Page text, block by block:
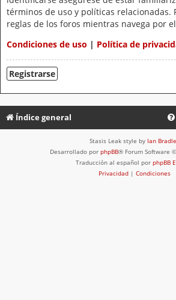
términos de uso y políticas relacionadas.
reglas de los foros mientras navega por
Condiciones de uso | Política de
Registrarse
Índice general
Stasis Leak style by Ian
Desarrollado por phpBB® Forum Software
Traducción al español por phpBB
Privacidad | Condiciones